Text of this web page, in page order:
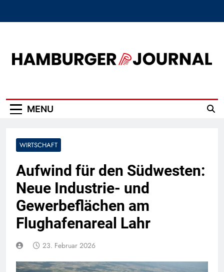
MENU
WIRTSCHAFT
Aufwind für den Südwesten:
Neue Industrie- und
Gewerbeflächen am
Flughafenareal Lahr
23. Februar 2026